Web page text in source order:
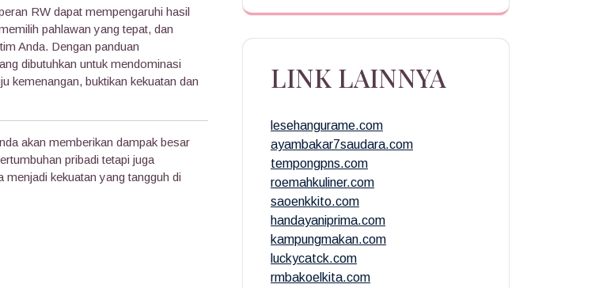
RW dapat mempengaruhi hasil
pahlawan yang tepat, dan
Anda. Dengan panduan
dibutuhkan untuk mendominasi
kemenangan, buktikan kekuatan dan
akan memberikan dampak besar
pribadi tetapi juga
menjadi kekuatan yang tangguh di
LINK LAINNYA
lesehangurame.com
ayambakar7saudara.com
tempongpns.com
roemahkuliner.com
saoenkkito.com
handayaniprima.com
kampungmakan.com
luckycatck.com
rmbakoelkita.com